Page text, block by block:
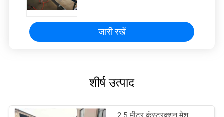
जारी रखें
शीर्ष उत्पाद
2.5 मीटर कंस्ट्रक्शन मेश